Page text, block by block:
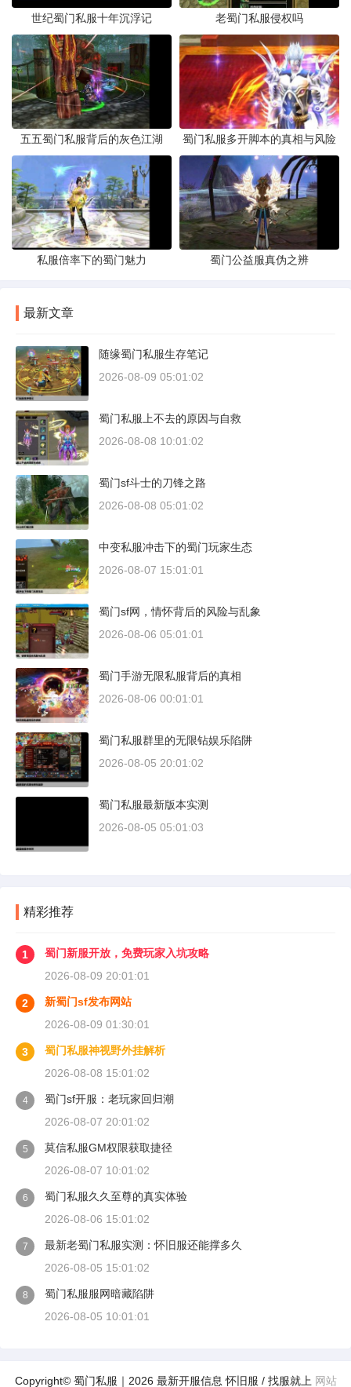
世纪蜀门私服十年沉浮记 老蜀门私服侵权吗
五五蜀门私服背后的灰色江湖 蜀门私服多开脚本的真相与风险
私服倍率下的蜀门魅力 蜀门公益服真伪之辨
最新文章
随缘蜀门私服生存笔记
2026-08-09 05:01:02
蜀门私服上不去的原因与自救
2026-08-08 10:01:02
蜀门sf斗士的刀锋之路
2026-08-08 05:01:02
中变私服冲击下的蜀门玩家生态
2026-08-07 15:01:01
蜀门sf网，情怀背后的风险与乱象
2026-08-06 05:01:01
蜀门手游无限私服背后的真相
2026-08-06 00:01:01
蜀门私服群里的无限钻娱乐陷阱
2026-08-05 20:01:02
蜀门私服最新版本实测
2026-08-05 05:01:03
精彩推荐
1
蜀门新服开放，免费玩家入坑攻略
2026-08-09 20:01:01
2
新蜀门sf发布网站
2026-08-09 01:30:01
3
蜀门私服神视野外挂解析
2026-08-08 15:01:02
4
蜀门sf开服：老玩家回归潮
2026-08-07 20:01:02
5
莫信私服GM权限获取捷径
2026-08-07 10:01:02
6
蜀门私服久久至尊的真实体验
2026-08-06 15:01:02
7
最新老蜀门私服实测：怀旧服还能撑多久
2026-08-05 15:01:02
8
蜀门私服服网暗藏陷阱
2026-08-05 10:01:01
Copyright© 蜀门私服｜2026 最新开服信息 怀旧服 / 找服就上 网站